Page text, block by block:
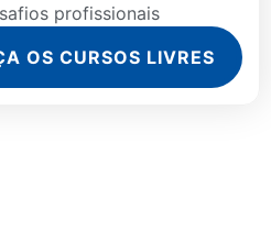
profissionais
OS CURSOS LIVRES